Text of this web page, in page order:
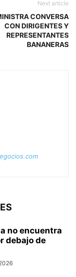
Next article
CONVERSA
CON DIRIGENTES Y
REPRESENTANTES
BANANERAS
no encuentra
debajo de